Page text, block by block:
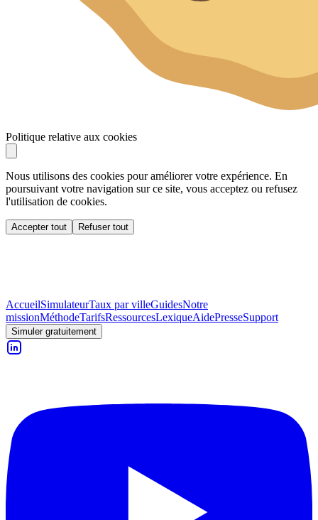
Politique relative aux cookies
Nous utilisons des cookies pour améliorer votre expérience. En
poursuivant votre navigation sur ce site, vous acceptez ou refusez
l'utilisation de cookies.
Accepter tout Refuser tout
AccueilSimulateurTaux par villeGuidesNotre
missionMéthodeTarifsRessourcesLexiqueAidePresseSupport
Simuler gratuitement